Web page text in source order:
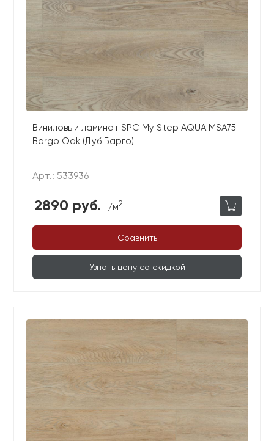
Виниловый ламинат SPC My Step AQUA MSA75
Bargo Oak (Дуб Барго)
Арт.: 533936
2890 руб. /м2
Сравнить
Узнать цену со скидкой